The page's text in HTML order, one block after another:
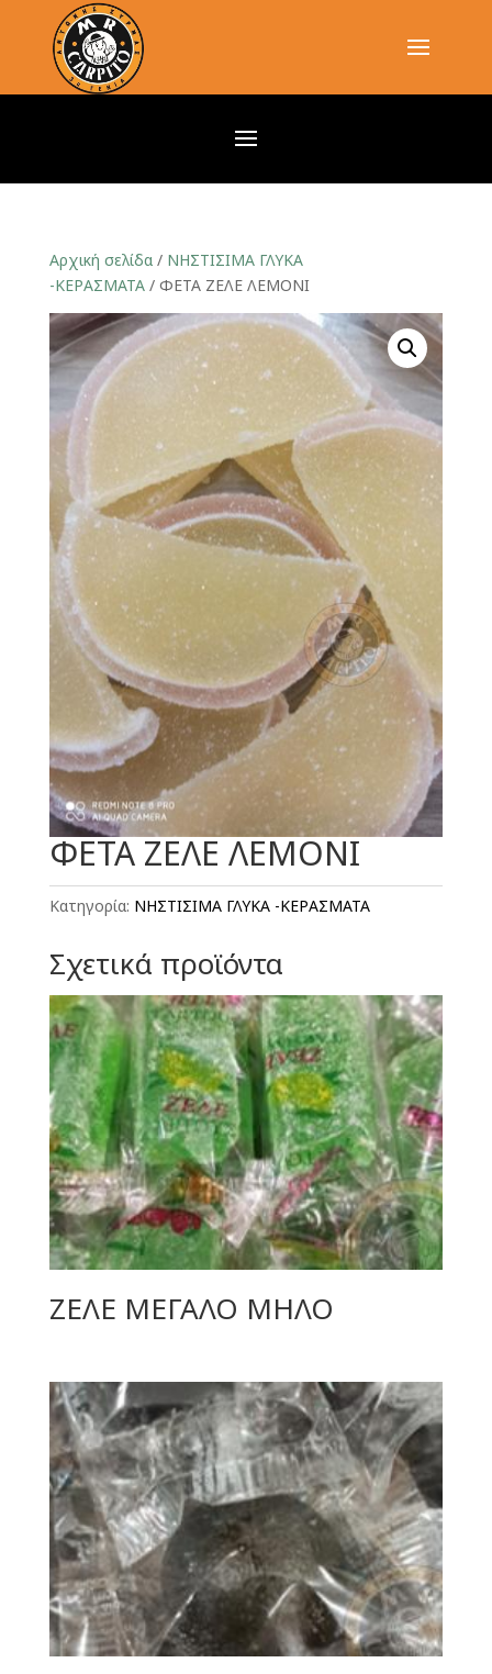
Αρχική σελίδα/ ΝΗΣΤΙΣΙΜΑ ΓΛΥΚΑ
-ΚΕΡΑΣΜΑΤΑ/ ΦΕΤΑ ΖΕΛΕ ΛΕΜΟΝΙ
ΦΕΤΑ ΖΕΛΕ ΛΕΜΟΝΙ
Κατηγορία: ΝΗΣΤΙΣΙΜΑ ΓΛΥΚΑ -ΚΕΡΑΣΜΑΤΑ
Σχετικά προϊόντα
ΖΕΛΕ ΜΕΓΑΛΟ ΜΗΛΟ